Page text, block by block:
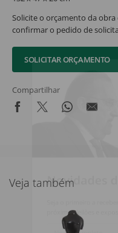
Solicite o orçamento da
confirmar o pedido de
SOLICITAR ORÇAMENTO
Compartilhar
Veja também
Novidades
próximos leilões e